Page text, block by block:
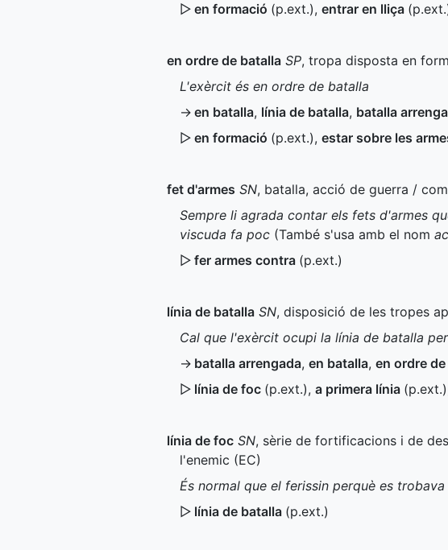
▷ en formació (p.ext.), entrar en lliça (p.ext.
en ordre de batalla SP, tropa disposta en
L'exèrcit és en ordre de batalla
→ en batalla, línia de batalla, batalla
▷ en formació (p.ext.), estar sobre les
fet d'armes SN, batalla, acció de guerra /
Sempre li agrada contar els fets d'armes
viscuda fa poc (També s'usa amb el nom
▷ fer armes contra (p.ext.)
línia de batalla SN, disposició de les tropes
Cal que l'exèrcit ocupi la línia de batalla
→ batalla arrengada, en batalla, en ordre
▷ línia de foc (p.ext.), a primera línia (p.ext.)
línia de foc SN, sèrie de fortificacions i de
l'enemic (EC)
És normal que el ferissin perquè es
▷ línia de batalla (p.ext.)